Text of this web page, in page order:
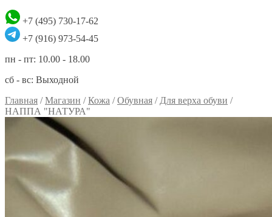
+7 (495) 730-17-62
+7 (916) 973-54-45
пн - пт: 10.00 - 18.00
сб - вс: Выходной
Главная /Магазин /Кожа /Обувная / Для верха обуви /
НАППА "НАТУРА"